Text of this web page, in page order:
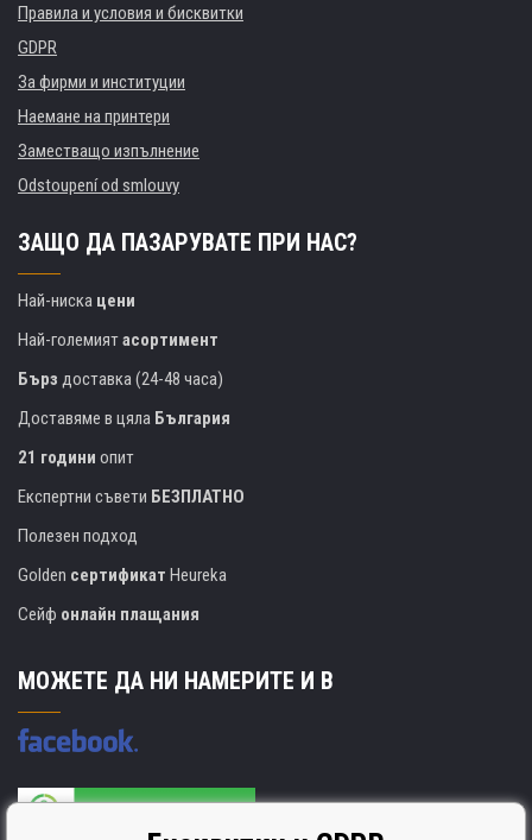
Правила и условия и бисквитки
GDPR
За фирми и институции
Наемане на принтери
Заместващо изпълнение
Odstoupení od smlouvy
ЗАЩО ДА ПАЗАРУВАТЕ ПРИ НАС?
Най-ниска цени
Най-големиятасортимент
Бърз доставка (24-48 часа)
Доставяме в цяла България
21 години опит
Експертни съвети БЕЗПЛАТНО
Полезен подход
Golden сертификат Heureka
Сейф онлайн плащания
МОЖЕТЕ ДА НИ НАМЕРИТЕ И В